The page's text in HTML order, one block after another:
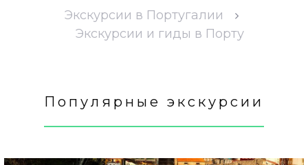
Экскурсии в Португалии
Экскурсии и гиды в Порту
Популярные экскурсии